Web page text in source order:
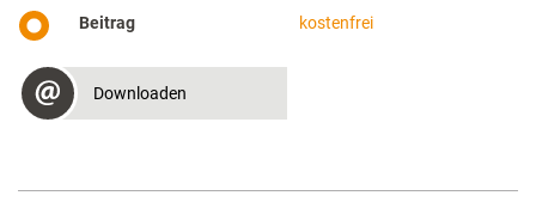
Beitrag kostenfrei
Downloaden